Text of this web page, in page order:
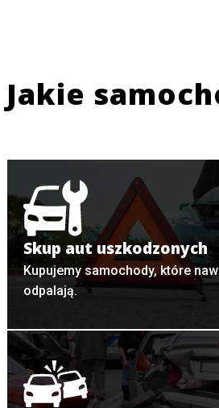
Jakie
Skup aut uszkodzonych
Kupujemy samochody, które
odpalają.